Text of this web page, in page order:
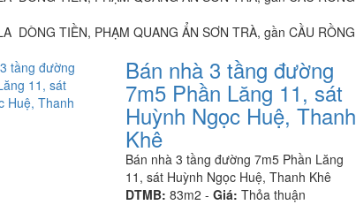
Bán nhà 3 tầng đường
7m5 Phần Lăng 11, sát
Huỳnh Ngọc Huệ, Thanh
Khê
Bán nhà 3 tầng đường 7m5 Phần Lăng
11, sát Huỳnh Ngọc Huệ, Thanh Khê
DTMB: 83m2 - Giá: Thỏa thuận